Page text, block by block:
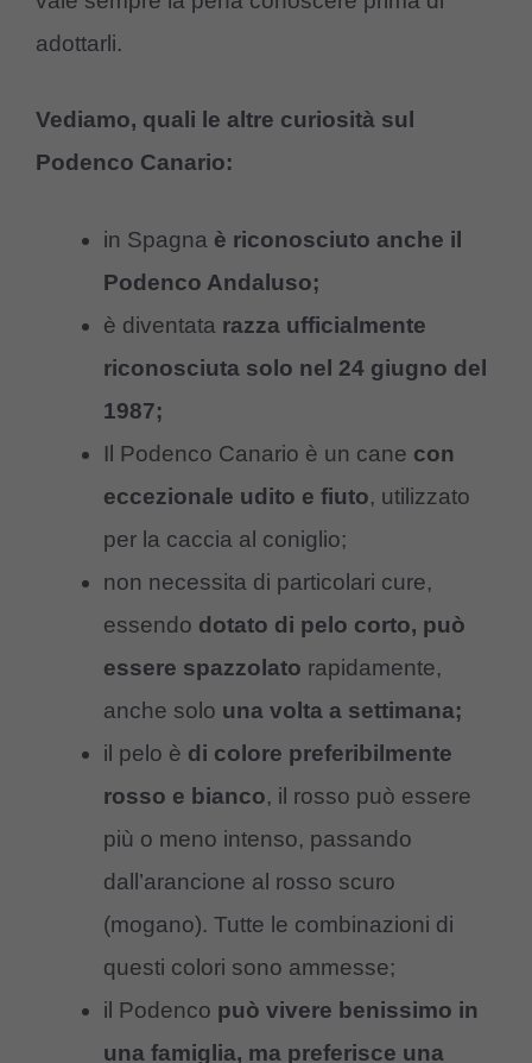
adottarli.
Vediamo, quali le altre curiosità sul
Podenco Canario:
in Spagna è riconosciuto anche il
Podenco Andaluso;
è diventata razza ufficialmente
riconosciuta solo nel 24 giugno del
1987;
Il Podenco Canario è un cane con
eccezionale udito e fiuto, utilizzato
per la caccia al coniglio;
non necessita di particolari cure,
essendo dotato di pelo corto, può
essere spazzolato rapidamente,
anche solo una volta a settimana;
il pelo è di colore preferibilmente
rosso e bianco, il rosso può essere
più o meno intenso, passando
dall’arancione al rosso scuro
(mogano). Tutte le combinazioni di
questi colori sono ammesse;
il Podenco può vivere benissimo in
una famiglia, ma preferisce una